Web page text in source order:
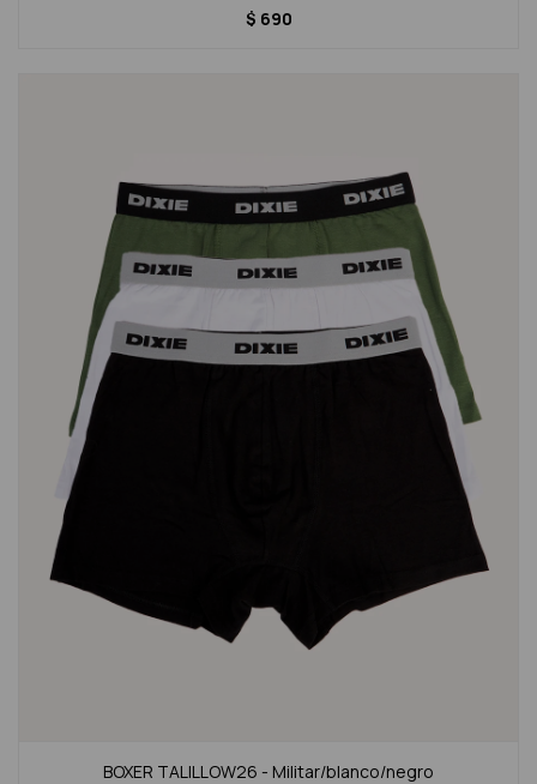
$ 690
BOXER TALILLOW26 - Militar/blanco/negro